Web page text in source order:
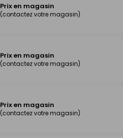
Prix en magasin
(contactez votre magasin)
Prix en magasin
(contactez votre magasin)
Prix en magasin
(contactez votre magasin)